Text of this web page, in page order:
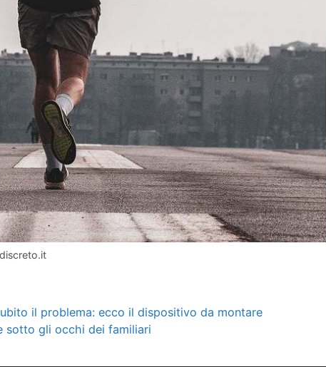
il problema: ecco il dispositivo da montare
sotto gli occhi dei familiari